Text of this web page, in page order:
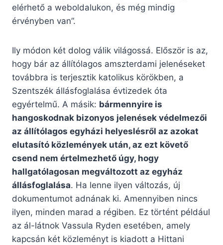
elérhető a weboldalukon, és még mindig
érvényben van”.
Ily módon két dolog válik világossá. Először is az,
hogy bár az állítólagos amszterdami jelenéseket
továbbra is terjesztik katolikus körökben, a
Szentszék állásfoglalása évtizedek óta
egyértelmű. A másik: bármennyire is
hangoskodnak bizonyos jelenések védelmezői
az állítólagos egyházi helyeslésről az azokat
elutasító közlemények után, az ezt követő
csend nem értelmezhető úgy, hogy
hallgatólagosan megváltozott az egyház
állásfoglalása. Ha lenne ilyen változás, új
dokumentumot adnának ki. Amennyiben nincs
ilyen, minden marad a régiben. Ez történt például
az ál-látnok Vassula Ryden esetében, amely
kapcsán két közleményt is kiadott a Hittani